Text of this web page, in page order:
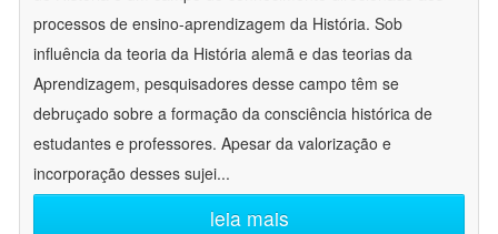
processos de ensino-aprendizagem da História. Sob
influência da teoria da História alemã e das teorias da
Aprendizagem, pesquisadores desse campo têm se
debruçado sobre a formação da consciência histórica de
estudantes e professores. Apesar da valorização e
incorporação desses sujei...
leia mais